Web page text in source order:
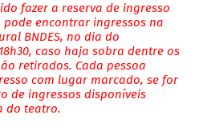
fazer a reserva de ingresso
encontrar ingressos na
BNDES, no dia do
caso haja sobra dentre os
retirados. Cada pessoa
com lugar marcado, se for
de ingressos disponíveis
do teatro.